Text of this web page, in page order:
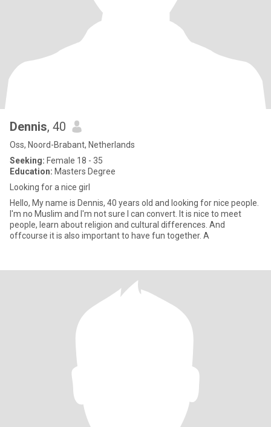
Dennis, 40
Oss, Noord-Brabant, Netherlands
Seeking: Female 18 - 35
Education: Masters Degree
Looking for a nice girl
Hello, My name is Dennis, 40 years old and looking for nice people.
I'm no Muslim and I'm not sure I can convert. It is nice to meet
people, learn about religion and cultural differences. And
offcourse it is also important to have fun together. A